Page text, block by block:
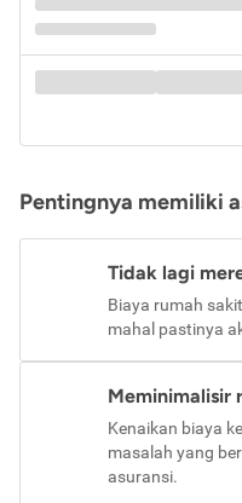
Pentingnya memiliki
Tidak lagi
Biaya rumah
mahal pastinya
Meminimalisir
Kenaikan biaya
masalah yang
asuransi.